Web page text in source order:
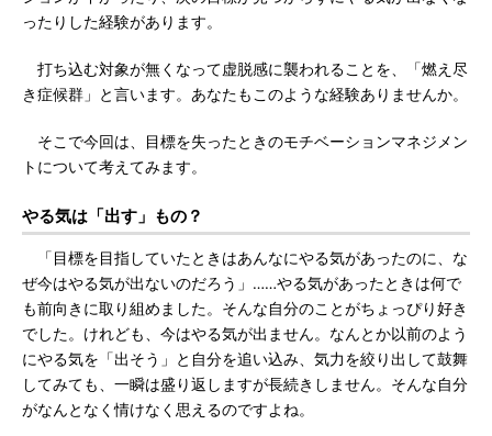
ったりした経験があります。
打ち込む対象が無くなって虚脱感に襲われることを、「燃え尽
き症候群」と言います。あなたもこのような経験ありませんか。
そこで今回は、目標を失ったときのモチベーションマネジメン
トについて考えてみます。
やる気は「出す」もの？
「目標を目指していたときはあんなにやる気があったのに、な
ぜ今はやる気が出ないのだろう」……やる気があったときは何で
も前向きに取り組めました。そんな自分のことがちょっぴり好き
でした。けれども、今はやる気が出ません。なんとか以前のよう
にやる気を「出そう」と自分を追い込み、気力を絞り出して鼓舞
してみても、一瞬は盛り返しますが長続きしません。そんな自分
がなんとなく情けなく思えるのですよね。